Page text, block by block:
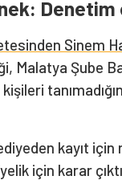
Denetim
Sinem
Malatya Şube
kayıt
için karar